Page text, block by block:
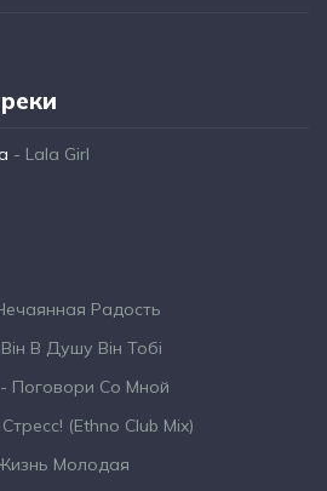
- Lala Girl
Радость
В Душу Він Тобі
- Поговори Со Мной
(Ethno Club Mix)
Молодая